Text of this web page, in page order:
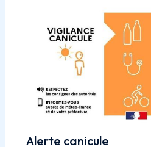
Alerte canicule